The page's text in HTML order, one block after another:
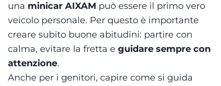
una minicar AIXAM può essere il primo vero
veicolo personale. Per questo è importante
creare subito buone abitudini: partire con
calma, evitare la fretta e guidare sempre con
attenzione.
Anche per i genitori, capire come si guida